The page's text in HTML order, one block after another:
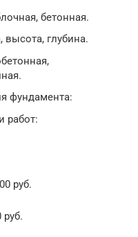
бетонная.
глубина.
фундамента:
работ:
руб.